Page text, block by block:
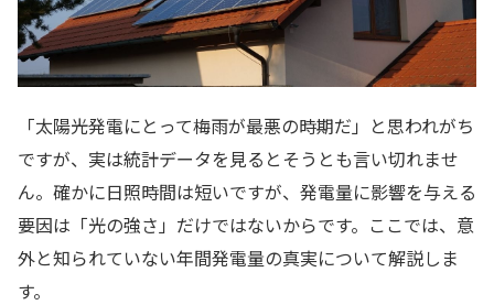
「太陽光発電にとって梅雨が最悪の時期だ」と思われがち
ですが、実は統計データを見るとそうとも言い切れませ
ん。確かに日照時間は短いですが、発電量に影響を与える
要因は「光の強さ」だけではないからです。ここでは、意
外と知られていない年間発電量の真実について解説しま
す。